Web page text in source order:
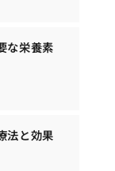
な栄養素
法と効果